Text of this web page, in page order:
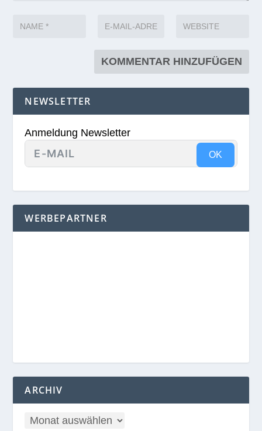
NEWSLETTER
Anmeldung Newsletter
OK
WERBEPARTNER
ARCHIV